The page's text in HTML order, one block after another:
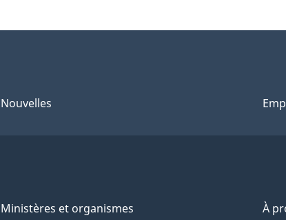
Nouvelles
Ministères et organismes À